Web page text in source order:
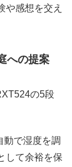
や感想を交え
への提案
の5段
動で湿度を調
して余裕を保